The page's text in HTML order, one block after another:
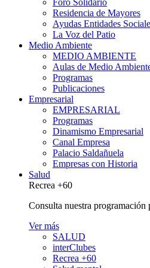
Foro Solidario
Residencia de Mayores
Ayudas Entidades
La Voz del Patio
Medio Ambiente
MEDIO AMBIENTE
Aulas de Medio
Programas
Publicaciones
Empresarial
EMPRESARIAL
Programas
Dinamismo Empresarial
Canal Empresa
Palacio Saldañuela
Empresas con Historia
Salud
Recrea +60
Consulta nuestra programación
Ver más
SALUD
interClubes
Recrea +60